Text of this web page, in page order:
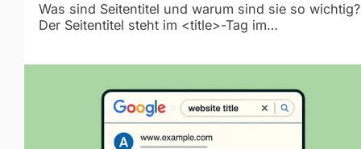
Was sind Seitentitel und warum sind sie so wichtig?
Der Seitentitel steht im <title>-Tag im…